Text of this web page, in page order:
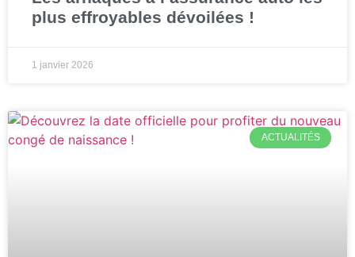
plus effroyables dévoilées !
1 janvier 2026
ACTUALITÉS